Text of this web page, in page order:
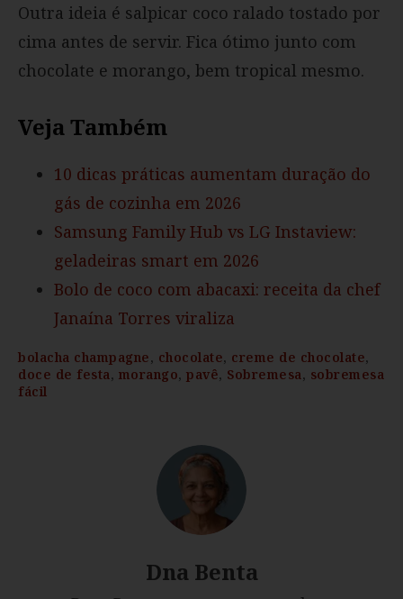
Outra ideia é salpicar coco ralado tostado por
cima antes de servir. Fica ótimo junto com
chocolate e morango, bem tropical mesmo.
Veja Também
10 dicas práticas aumentam duração do
gás de cozinha em 2026
Samsung Family Hub vs LG Instaview:
geladeiras smart em 2026
Bolo de coco com abacaxi: receita da chef
Janaína Torres viraliza
bolacha champagne, chocolate, creme de chocolate,
doce de festa, morango, pavê, Sobremesa, sobremesa
fácil
Dna Benta